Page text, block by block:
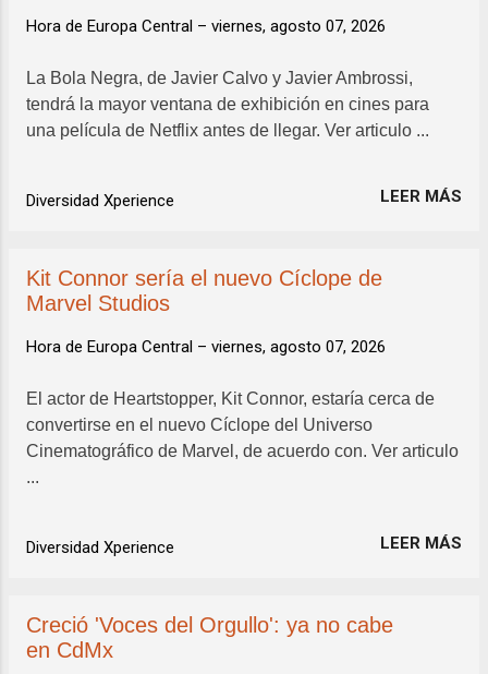
Hora de Europa Central – viernes, agosto 07, 2026
La Bola Negra, de Javier Calvo y Javier Ambrossi,
tendrá la mayor ventana de exhibición en cines para
una película de Netflix antes de llegar. Ver articulo ...
Diversidad Xperience LEER MÁS
Kit Connor sería el nuevo Cíclope de
Marvel Studios
Hora de Europa Central – viernes, agosto 07, 2026
El actor de Heartstopper, Kit Connor, estaría cerca de
convertirse en el nuevo Cíclope del Universo
Cinematográfico de Marvel, de acuerdo con. Ver articulo
...
Diversidad Xperience LEER MÁS
Creció 'Voces del Orgullo': ya no cabe
en CdMx